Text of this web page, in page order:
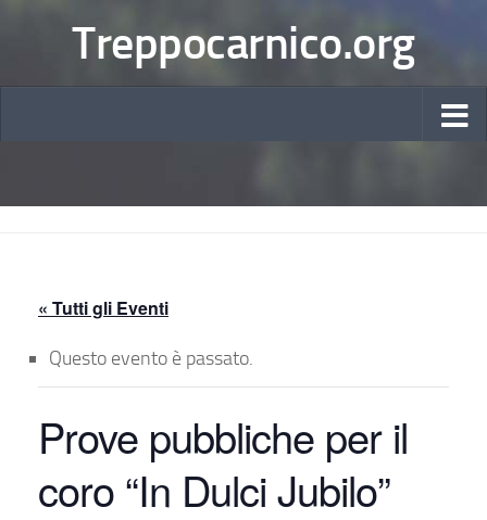
Treppocarnico.org
« Tutti gli Eventi
Questo evento è passato.
Prove pubbliche per il
coro “In Dulci Jubilo”